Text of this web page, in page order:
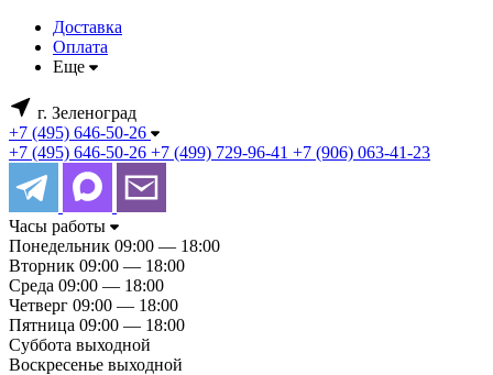
Доставка
Оплата
Еще
г. Зеленоград
+7 (495) 646-50-26
+7 (495) 646-50-26 +7 (499) 729-96-41 +7 (906) 063-41-23
Часы работы
Понедельник 09:00 — 18:00
Вторник 09:00 — 18:00
Среда 09:00 — 18:00
Четверг 09:00 — 18:00
Пятница 09:00 — 18:00
Суббота выходной
Воскресенье выходной